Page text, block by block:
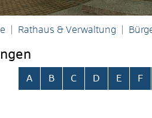
Rathaus & Verwaltung
Register
A B C D E F